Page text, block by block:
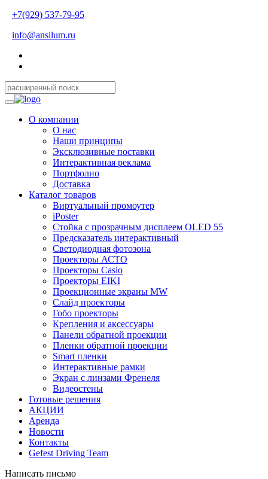
+7(929) 537-79-95
info@ansilum.ru
О компании
О нас
Наши принципы
Эксклюзивные поставки
Интерактивная реклама
Портфолио
Доставка
Каталог товаров
Виртуальный промоутер
iPoster
Стойка с прозрачным дисплеем OLED 55
Предсказатель интерактивный
Светодиодная фотозона
Проекторы АСТО
Проекторы Casio
Проекторы EIKI
Проекционные экраны MW
Слайд проекторы
Гобо проекторы
Крепления и аксессуары
Панели обратной проекции
Пленки обратной проекции
Smart пленки
Интерактивные рамки
Экран с линзами Френеля
Видеостены
Готовые решения
АКЦИИ
Аренда
Новости
Контакты
Gefest Driving Team
Написать письмо